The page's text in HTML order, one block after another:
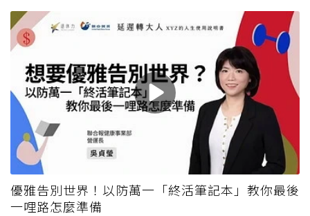
優雅告別世界！以防萬一「終活筆記本」教你最後
一哩路怎麼準備